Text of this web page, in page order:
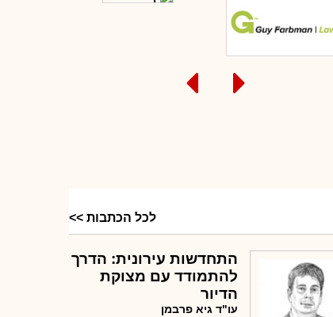
לכל הכתבות >>
התחדשות עירונית: הדרך
להתמודד עם מצוקת
הדיור
עו"ד גיא פרבמן